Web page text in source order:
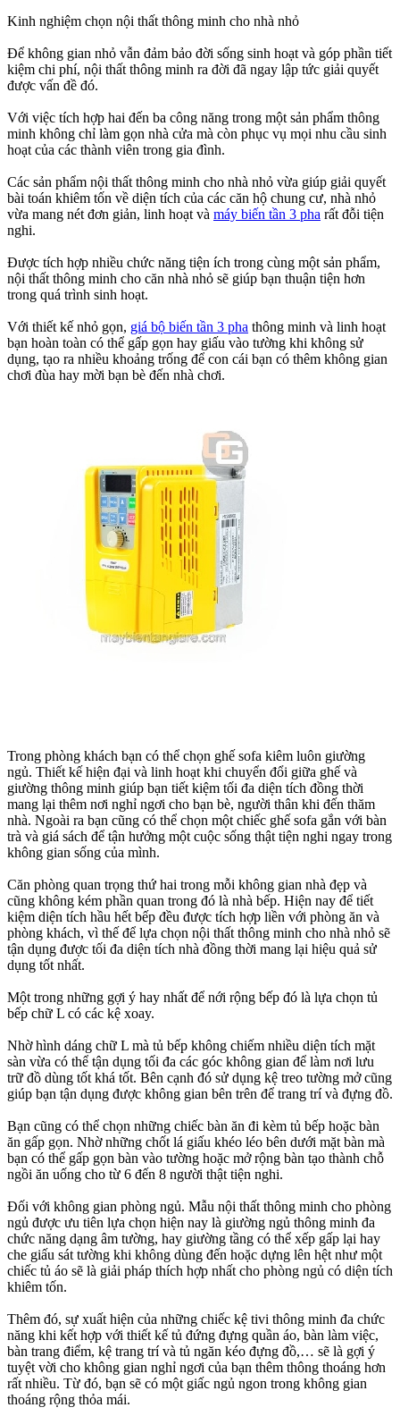
Kinh nghiệm chọn nội thất thông minh cho nhà nhỏ
Để không gian nhỏ vẫn đảm bảo đời sống sinh hoạt và góp phần tiết
kiệm chi phí, nội thất thông minh ra đời đã ngay lập tức giải quyết
được vấn đề đó.
Với việc tích hợp hai đến ba công năng trong một sản phẩm thông
minh không chỉ làm gọn nhà cửa mà còn phục vụ mọi nhu cầu sinh
hoạt của các thành viên trong gia đình.
Các sản phẩm nội thất thông minh cho nhà nhỏ vừa giúp giải quyết
bài toán khiêm tốn về diện tích của các căn hộ chung cư, nhà nhỏ
vừa mang nét đơn giản, linh hoạt và máy biến tần 3 pha rất đỗi tiện
nghi.
Được tích hợp nhiều chức năng tiện ích trong cùng một sản phẩm,
nội thất thông minh cho căn nhà nhỏ sẽ giúp bạn thuận tiện hơn
trong quá trình sinh hoạt.
Với thiết kế nhỏ gọn, giá bộ biến tần 3 pha thông minh và linh hoạt
bạn hoàn toàn có thể gấp gọn hay giấu vào tường khi không sử
dụng, tạo ra nhiều khoảng trống để con cái bạn có thêm không gian
chơi đùa hay mời bạn bè đến nhà chơi.
Trong phòng khách bạn có thể chọn ghế sofa kiêm luôn giường
ngủ. Thiết kế hiện đại và linh hoạt khi chuyển đổi giữa ghế và
giường thông minh giúp bạn tiết kiệm tối đa diện tích đồng thời
mang lại thêm nơi nghỉ ngơi cho bạn bè, người thân khi đến thăm
nhà. Ngoài ra bạn cũng có thể chọn một chiếc ghế sofa gắn với bàn
trà và giá sách để tận hưởng một cuộc sống thật tiện nghi ngay trong
không gian sống của mình.
Căn phòng quan trọng thứ hai trong mỗi không gian nhà đẹp và
cũng không kém phần quan trong đó là nhà bếp. Hiện nay để tiết
kiệm diện tích hầu hết bếp đều được tích hợp liền với phòng ăn và
phòng khách, vì thế để lựa chọn nội thất thông minh cho nhà nhỏ sẽ
tận dụng được tối đa diện tích nhà đồng thời mang lại hiệu quả sử
dụng tốt nhất.
Một trong những gợi ý hay nhất để nới rộng bếp đó là lựa chọn tủ
bếp chữ L có các kệ xoay.
Nhờ hình dáng chữ L mà tủ bếp không chiếm nhiều diện tích mặt
sàn vừa có thể tận dụng tối đa các góc không gian để làm nơi lưu
trữ đồ dùng tốt khá tốt. Bên cạnh đó sử dụng kệ treo tường mở cũng
giúp bạn tận dụng được không gian bên trên để trang trí và đựng đồ.
Bạn cũng có thể chọn những chiếc bàn ăn đi kèm tủ bếp hoặc bàn
ăn gấp gọn. Nhờ những chốt lá giấu khéo léo bên dưới mặt bàn mà
bạn có thể gấp gọn bàn vào tường hoặc mở rộng bàn tạo thành chỗ
ngồi ăn uống cho từ 6 đến 8 người thật tiện nghi.
Đối với không gian phòng ngủ. Mẫu nội thất thông minh cho phòng
ngủ được ưu tiên lựa chọn hiện nay là giường ngủ thông minh đa
chức năng dạng âm tường, hay giường tầng có thể xếp gấp lại hay
che giấu sát tường khi không dùng đến hoặc dựng lên hệt như một
chiếc tủ áo sẽ là giải pháp thích hợp nhất cho phòng ngủ có diện tích
khiêm tốn.
Thêm đó, sự xuất hiện của những chiếc kệ tivi thông minh đa chức
năng khi kết hợp với thiết kế tủ đứng đựng quần áo, bàn làm việc,
bàn trang điểm, kệ trang trí và tủ ngăn kéo đựng đồ,… sẽ là gợi ý
tuyệt vời cho không gian nghỉ ngơi của bạn thêm thông thoáng hơn
rất nhiều. Từ đó, bạn sẽ có một giấc ngủ ngon trong không gian
thoáng rộng thỏa mái.